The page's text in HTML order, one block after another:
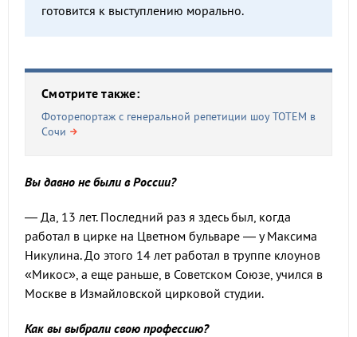
готовится к выступлению морально.
Смотрите также:
Фоторепортаж с генеральной репетиции шоу ТОТЕМ в
Сочи
Вы давно не были в России?
— Да, 13 лет. Последний раз я здесь был, когда
работал в цирке на Цветном бульваре — у Максима
Никулина. До этого 14 лет работал в труппе клоунов
«Микос», а еще раньше, в Советском Союзе, учился в
Москве в Измайловской цирковой студии.
Как вы выбрали свою профессию?